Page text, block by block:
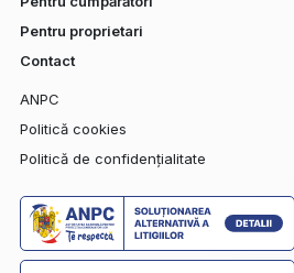
Pentru proprietari
Contact
ANPC
Politică cookies
Politică de confidențialitate